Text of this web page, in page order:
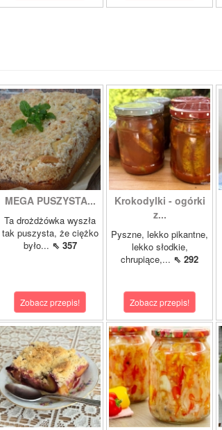
MEGA PUSZYSTA...
Ta drożdżówka wyszła
tak puszysta, że ciężko
było... ⇖ 357
Zobacz przepis!
Krokodylki - ogórki
z...
Pyszne, lekko pikantne,
lekko słodkie,
chrupiące,... ⇖ 292
Zobacz przepis!